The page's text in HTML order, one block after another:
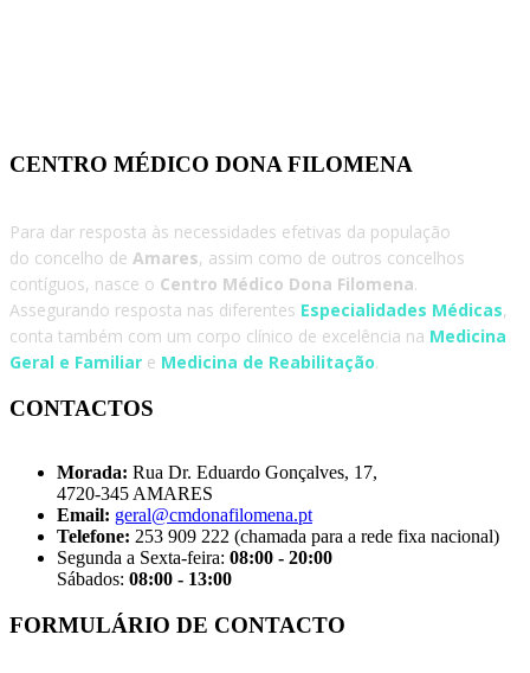
CENTRO MÉDICO DONA FILOMENA
Para dar resposta às necessidades efetivas da população
do concelho de Amares, assim como de outros concelhos
contíguos, nasce o Centro Médico Dona Filomena.
Assegurando resposta nas diferentes Especialidades Médicas,
conta também com um corpo clínico de excelência na Medicina
Geral e Familiar e Medicina de Reabilitação.
CONTACTOS
Morada: Rua Dr. Eduardo Gonçalves, 17,
4720-345 AMARES
Email: geral@cmdonafilomena.pt
Telefone: 253 909 222 (chamada para a rede fixa nacional)
Segunda a Sexta-feira: 08:00 - 20:00
Sábados: 08:00 - 13:00
FORMULÁRIO DE CONTACTO